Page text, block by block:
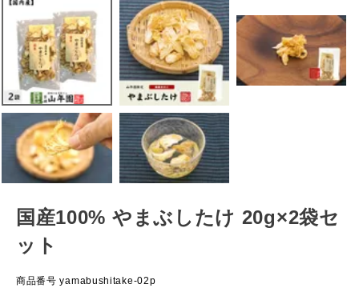
国産100% やまぶしたけ 20g×2袋セ
ット
商品番号 yamabushitake-02p